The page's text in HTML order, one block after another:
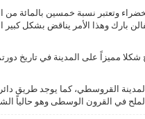
وتعتبر نسبة خمسين بالمائة
بارك وهذا الأمر يناقض بشكل
مميزاً على المدينة في تاريخ
القروسطي، كما يوجد طريق
في القرون الوسطى وهو حالياً